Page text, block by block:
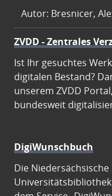
Autor: Bresnicer,
ZVDD - Zentrales
Ist Ihr gesuchtes
digitalen Bestand?
unserem ZVDD
bundesweit
DigiWunschbuch
Die